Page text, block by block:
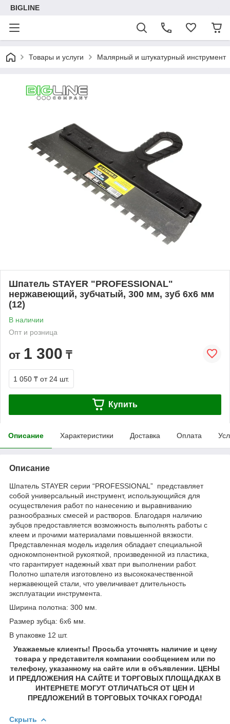
BIGLINE
Товары и услуги Малярный и штукатурный инструмент
Шпатель STAYER "PROFESSIONAL"
нержавеющий, зубчатый, 300 мм, зуб 6х6 мм
(12)
В наличии
Опт и розница
от 1 300 ₸
1 050 ₸ от 24 шт.
Купить
Описание Характеристики Доставка Оплата
Описание
Шпатель STAYER серии “PROFESSIONAL” представляет
собой универсальный инструмент, использующийся для
осуществления работ по нанесению и выравниванию
разнообразных смесей и растворов. Благодаря наличию
зубцов предоставляется возможность выполнять работы с
клеем и прочими материалами повышенной вязкости.
Представленная модель изделия обладает специальной
однокомпонентной рукояткой, произведенной из пластика,
что гарантирует надежный хват при выполнении работ.
Полотно шпателя изготовлено из высококачественной
нержавеющей стали, что увеличивает длительность
эксплуатации инструмента.
Ширина полотна: 300 мм.
Размер зубца: 6х6 мм.
В упаковке 12 шт.
Уважаемые клиенты! Просьба уточнять наличие и цену
товара у представителя компании сообщением или по
телефону, указанному на сайте или в объявлении. ЦЕНЫ
И ПРЕДЛОЖЕНИЯ НА САЙТЕ И ТОРГОВЫХ ПЛОЩАДКАХ В
ИНТЕРНЕТЕ МОГУТ ОТЛИЧАТЬСЯ ОТ ЦЕН И
ПРЕДЛОЖЕНИЙ В ТОРГОВЫХ ТОЧКАХ ГОРОДА!
Скрыть